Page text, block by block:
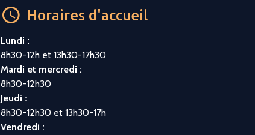
Horaires d'accueil
Lundi :
8h30-12h et 13h30-17h30
Mardi et mercredi :
8h30-12h30
Jeudi :
8h30-12h30 et 13h30-17h
Vendredi :